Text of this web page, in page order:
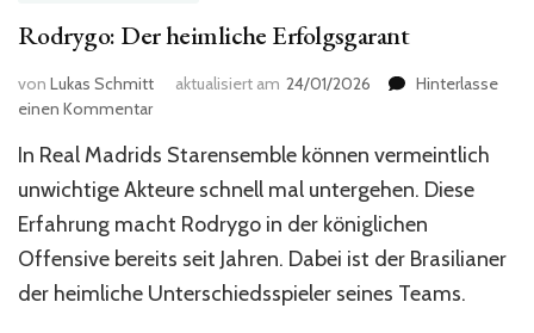
Rodrygo: Der heimliche Erfolgsgarant
von Lukas Schmitt aktualisiert am 24/01/2026
Hinterlasse
einen Kommentarzu
Der
heimliche
In Real Madrids Starensemble können vermeintlich
unwichtige Akteure schnell mal untergehen. Diese
Erfahrung macht Rodrygo in der königlichen
Offensive bereits seit Jahren. Dabei ist der Brasilianer
der heimliche Unterschiedsspieler seines Teams.